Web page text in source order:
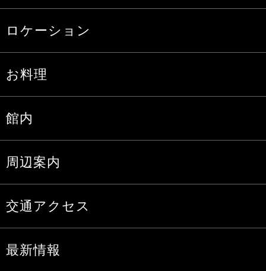
ロケーション
お料理
館内
周辺案内
交通アクセス
最新情報